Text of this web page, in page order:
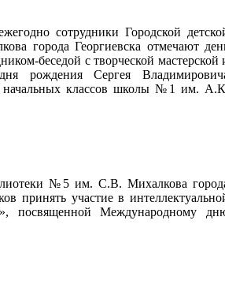
сотрудники Городской
города Георгиевска отмечают
беседой с творческой мастерской
рождения Сергея
начальных классов школы №1 им.
№5 им. С.В. Михалкова
принять участие в
посвященной Международному